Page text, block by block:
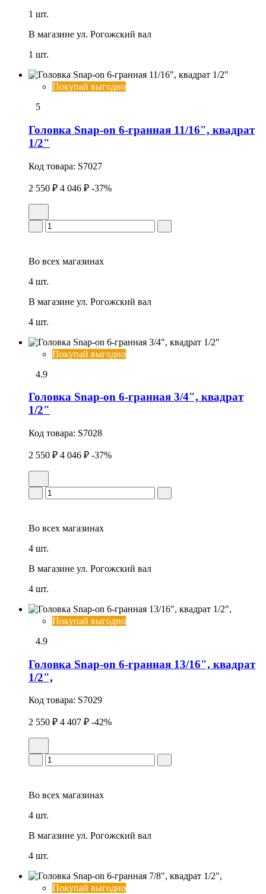
1 шт.
В магазине ул. Рогожский вал
1 шт.
Покупай выгодно
5
Головка Snap-on 6-гранная 11/16", квадрат
1/2"
Код товара: S7027
2 550 ₽ 4 046 ₽ -37%
Во всех магазинах
4 шт.
В магазине ул. Рогожский вал
4 шт.
Покупай выгодно
4.9
Головка Snap-on 6-гранная 3/4", квадрат
1/2"
Код товара: S7028
2 550 ₽ 4 046 ₽ -37%
Во всех магазинах
4 шт.
В магазине ул. Рогожский вал
4 шт.
Покупай выгодно
4.9
Головка Snap-on 6-гранная 13/16", квадрат
1/2",
Код товара: S7029
2 550 ₽ 4 407 ₽ -42%
Во всех магазинах
4 шт.
В магазине ул. Рогожский вал
4 шт.
Покупай выгодно